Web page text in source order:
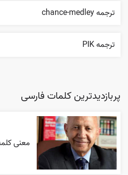
ترجمه chance-medley
ترجمه PIK
پربازدیدترین کلمات فارسی
معنی